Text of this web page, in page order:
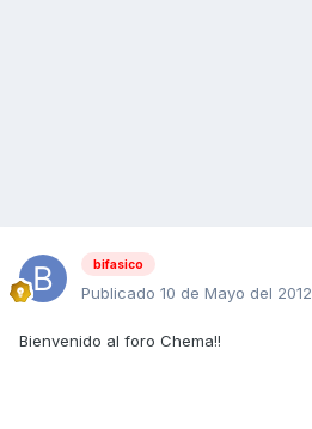
bifasico
Publicado 10 de Mayo del 2012
Bienvenido al foro Chema!!